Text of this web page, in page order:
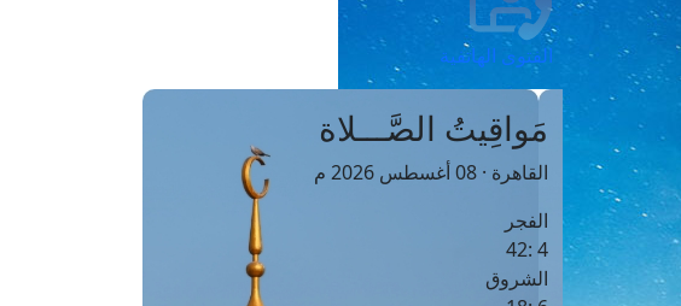
الفتوى الهاتفية
مَواقِيتُ الصَّـــلاة
القاهرة · 08 أغسطس 2026 م
الفجر
4 :42
الشروق